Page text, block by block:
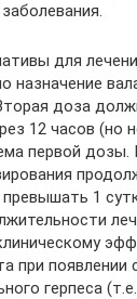
для
назначение
доза
12 часов (но
первой дозы.
1
при появлении
герпеса